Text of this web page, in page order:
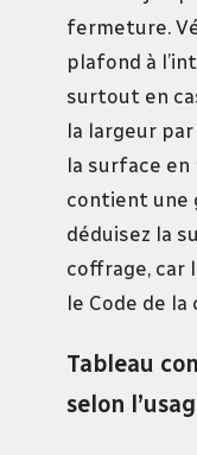
fermeture.
plafond à
surtout en
la largeur
la surface en
contient une
déduisez la
coffrage, car
le Code de
Tableau
selon